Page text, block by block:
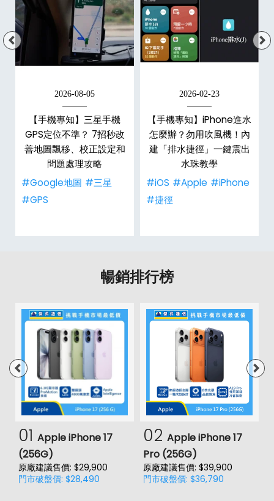
2026-08-05
【手機專知】三星手機
GPS定位不準？ 7招秒改
善地圖飄移、校正設定和
問題處理攻略
#Google地圖 #三星
#GPS
2026-02-23
【手機專知】iPhone進水
怎麼辦？勿用吹風機！內
建「排水捷徑」一鍵震出
水珠教學
#iOS #Apple #iPhone
#捷徑
暢銷排行榜
01 Apple iPhone 17
(256G)
原廠建議售價: $29,900
門市破盤價: $28,490
02 Apple iPhone 17
Pro (256G)
原廠建議售價: $39,900
門市破盤價: $36,790